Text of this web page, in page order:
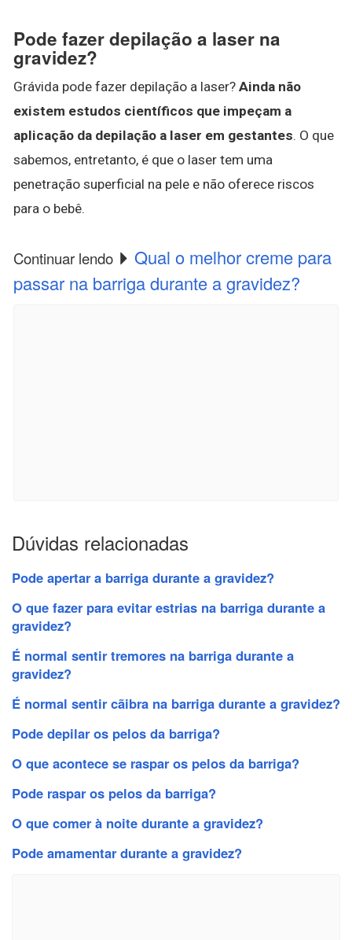
Pode fazer depilação a laser na
gravidez?
Grávida pode fazer depilação a laser? Ainda não
existem estudos científicos que impeçam a
aplicação da depilação a laser em gestantes. O que
sabemos, entretanto, é que o laser tem uma
penetração superficial na pele e não oferece riscos
para o bebê.
Continuar lendo
Qual o melhor creme para
passar na barriga durante a gravidez?
Dúvidas relacionadas
Pode apertar a barriga durante a gravidez?
O que fazer para evitar estrias na barriga durante a
gravidez?
É normal sentir tremores na barriga durante a
gravidez?
É normal sentir cãibra na barriga durante a gravidez?
Pode depilar os pelos da barriga?
O que acontece se raspar os pelos da barriga?
Pode raspar os pelos da barriga?
O que comer à noite durante a gravidez?
Pode amamentar durante a gravidez?